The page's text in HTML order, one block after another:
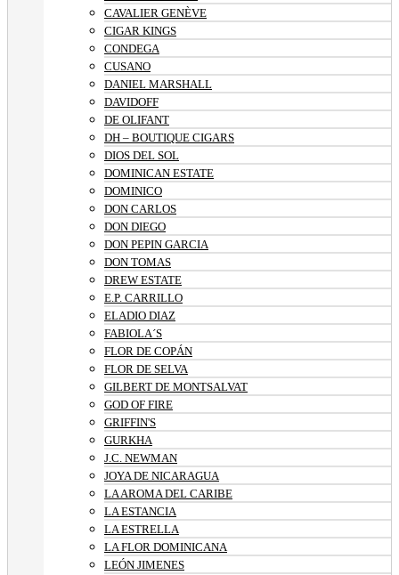
CAVALIER GENÈVE
CIGAR KINGS
CONDEGA
CUSANO
DANIEL MARSHALL
DAVIDOFF
DE OLIFANT
DH – BOUTIQUE CIGARS
DIOS DEL SOL
DOMINICAN ESTATE
DOMINICO
DON CARLOS
DON DIEGO
DON PEPIN GARCIA
DON TOMAS
DREW ESTATE
E.P. CARRILLO
ELADIO DIAZ
FABIOLA´S
FLOR DE COPÁN
FLOR DE SELVA
GILBERT DE MONTSALVAT
GOD OF FIRE
GRIFFIN'S
GURKHA
J.C. NEWMAN
JOYA DE NICARAGUA
LA AROMA DEL CARIBE
LA ESTANCIA
LA ESTRELLA
LA FLOR DOMINICANA
LEÓN JIMENES